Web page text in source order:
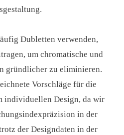
Dubletten verwenden,
um chromatische und
gründlicher zu eliminieren.
Vorschläge für die
individuellen Design, da wir
in der
der Designdaten in der